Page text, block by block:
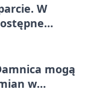
W
mogą
w